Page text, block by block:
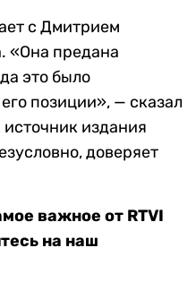
с Дмитрием
«Она предана
это было
позиции», — сказал
издания
доверяет
важное от RTVI
на наш